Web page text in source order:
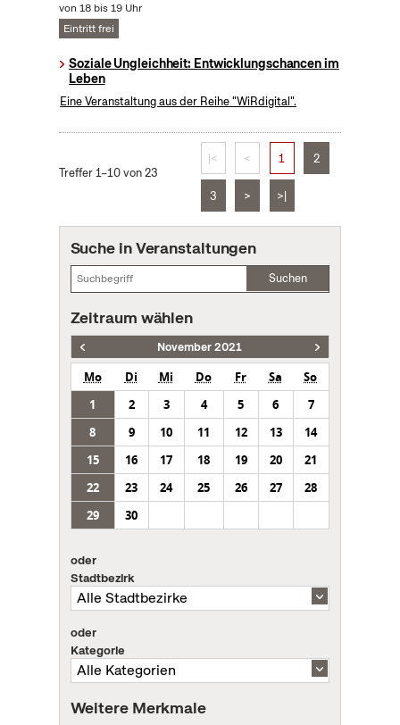
von 18 bis 19 Uhr
Eintritt frei
Soziale Ungleichheit: Entwicklungschancen im
Leben
Eine Veranstaltung aus der Reihe "WiRdigital".
Treffer 1–10 von 23
|< < 1 2
3 > >|
Suche in Veranstaltungen
Suchen
Zeitraum wählen
November 2021
Mo Di Mi Do Fr Sa
So
1
2 3 4 5 6
7
8
9 10 11 12 13
14
15
16 17 18 19 20
21
22
23 24 25 26 27
28
29
30
oder
Stadtbezirk
oder
Kategorie
Weitere Merkmale